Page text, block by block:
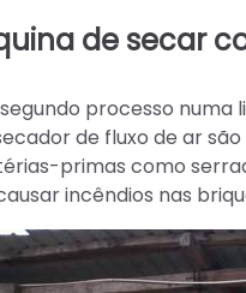
de secar
processo
de fluxo de ar
primas como
incêndios nas